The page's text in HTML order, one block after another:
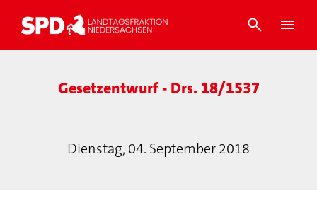
Gesetzentwurf - Drs. 18/1537
Dienstag, 04. September 2018